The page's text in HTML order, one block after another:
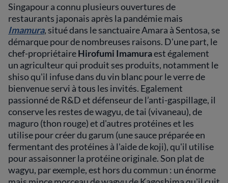
Singapour a connu plusieurs ouvertures de
restaurants japonais après la pandémie mais
Imamura, situé dans le sanctuaire Amara à Sentosa, se
démarque pour de nombreuses raisons. D'une part, le
chef-propriétaireHirofumi Imamuraest également
un agriculteur qui produit ses produits, notamment le
shiso qu'il infuse dans du vin blanc pour le verre de
bienvenue servi à tous les invités. Egalement
passionné de R&D et défenseur de l’anti-gaspillage, il
conserve les restes de wagyu, de tai (vivaneau), de
maguro (thon rouge) et d'autres protéines et les
utilise pour créer du garum (une sauce préparée en
fermentant des protéines à l'aide de koji), qu'il utilise
pour assaisonner la protéine originale. Son plat de
wagyu, par exemple, est hors du commun : un énorme